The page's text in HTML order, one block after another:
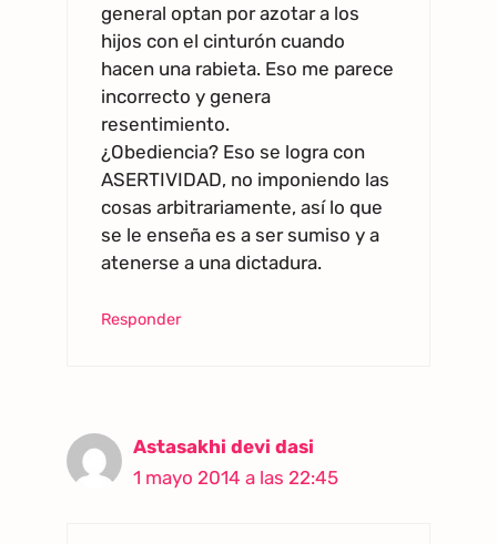
general optan por azotar a los
hijos con el cinturón cuando
hacen una rabieta. Eso me parece
incorrecto y genera
resentimiento.
¿Obediencia? Eso se logra con
ASERTIVIDAD, no imponiendo las
cosas arbitrariamente, así lo que
se le enseña es a ser sumiso y a
atenerse a una dictadura.
Responder
Astasakhi devi dasi
1 mayo 2014 a las 22:45